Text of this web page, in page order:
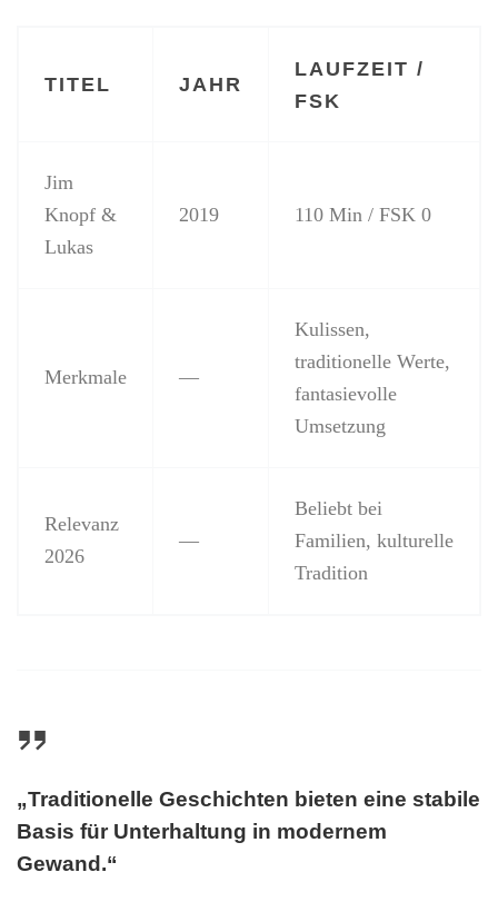
TITEL JAHR
LAUFZEIT /
FSK
Jim
Knopf &
Lukas
2019 110 Min / FSK 0
Merkmale —
Kulissen,
traditionelle Werte,
fantasievolle
Umsetzung
Relevanz
2026
—
Beliebt bei
Familien, kulturelle
Tradition
„Traditionelle Geschichten bieten eine stabile
Basis für Unterhaltung in modernem
Gewand.“